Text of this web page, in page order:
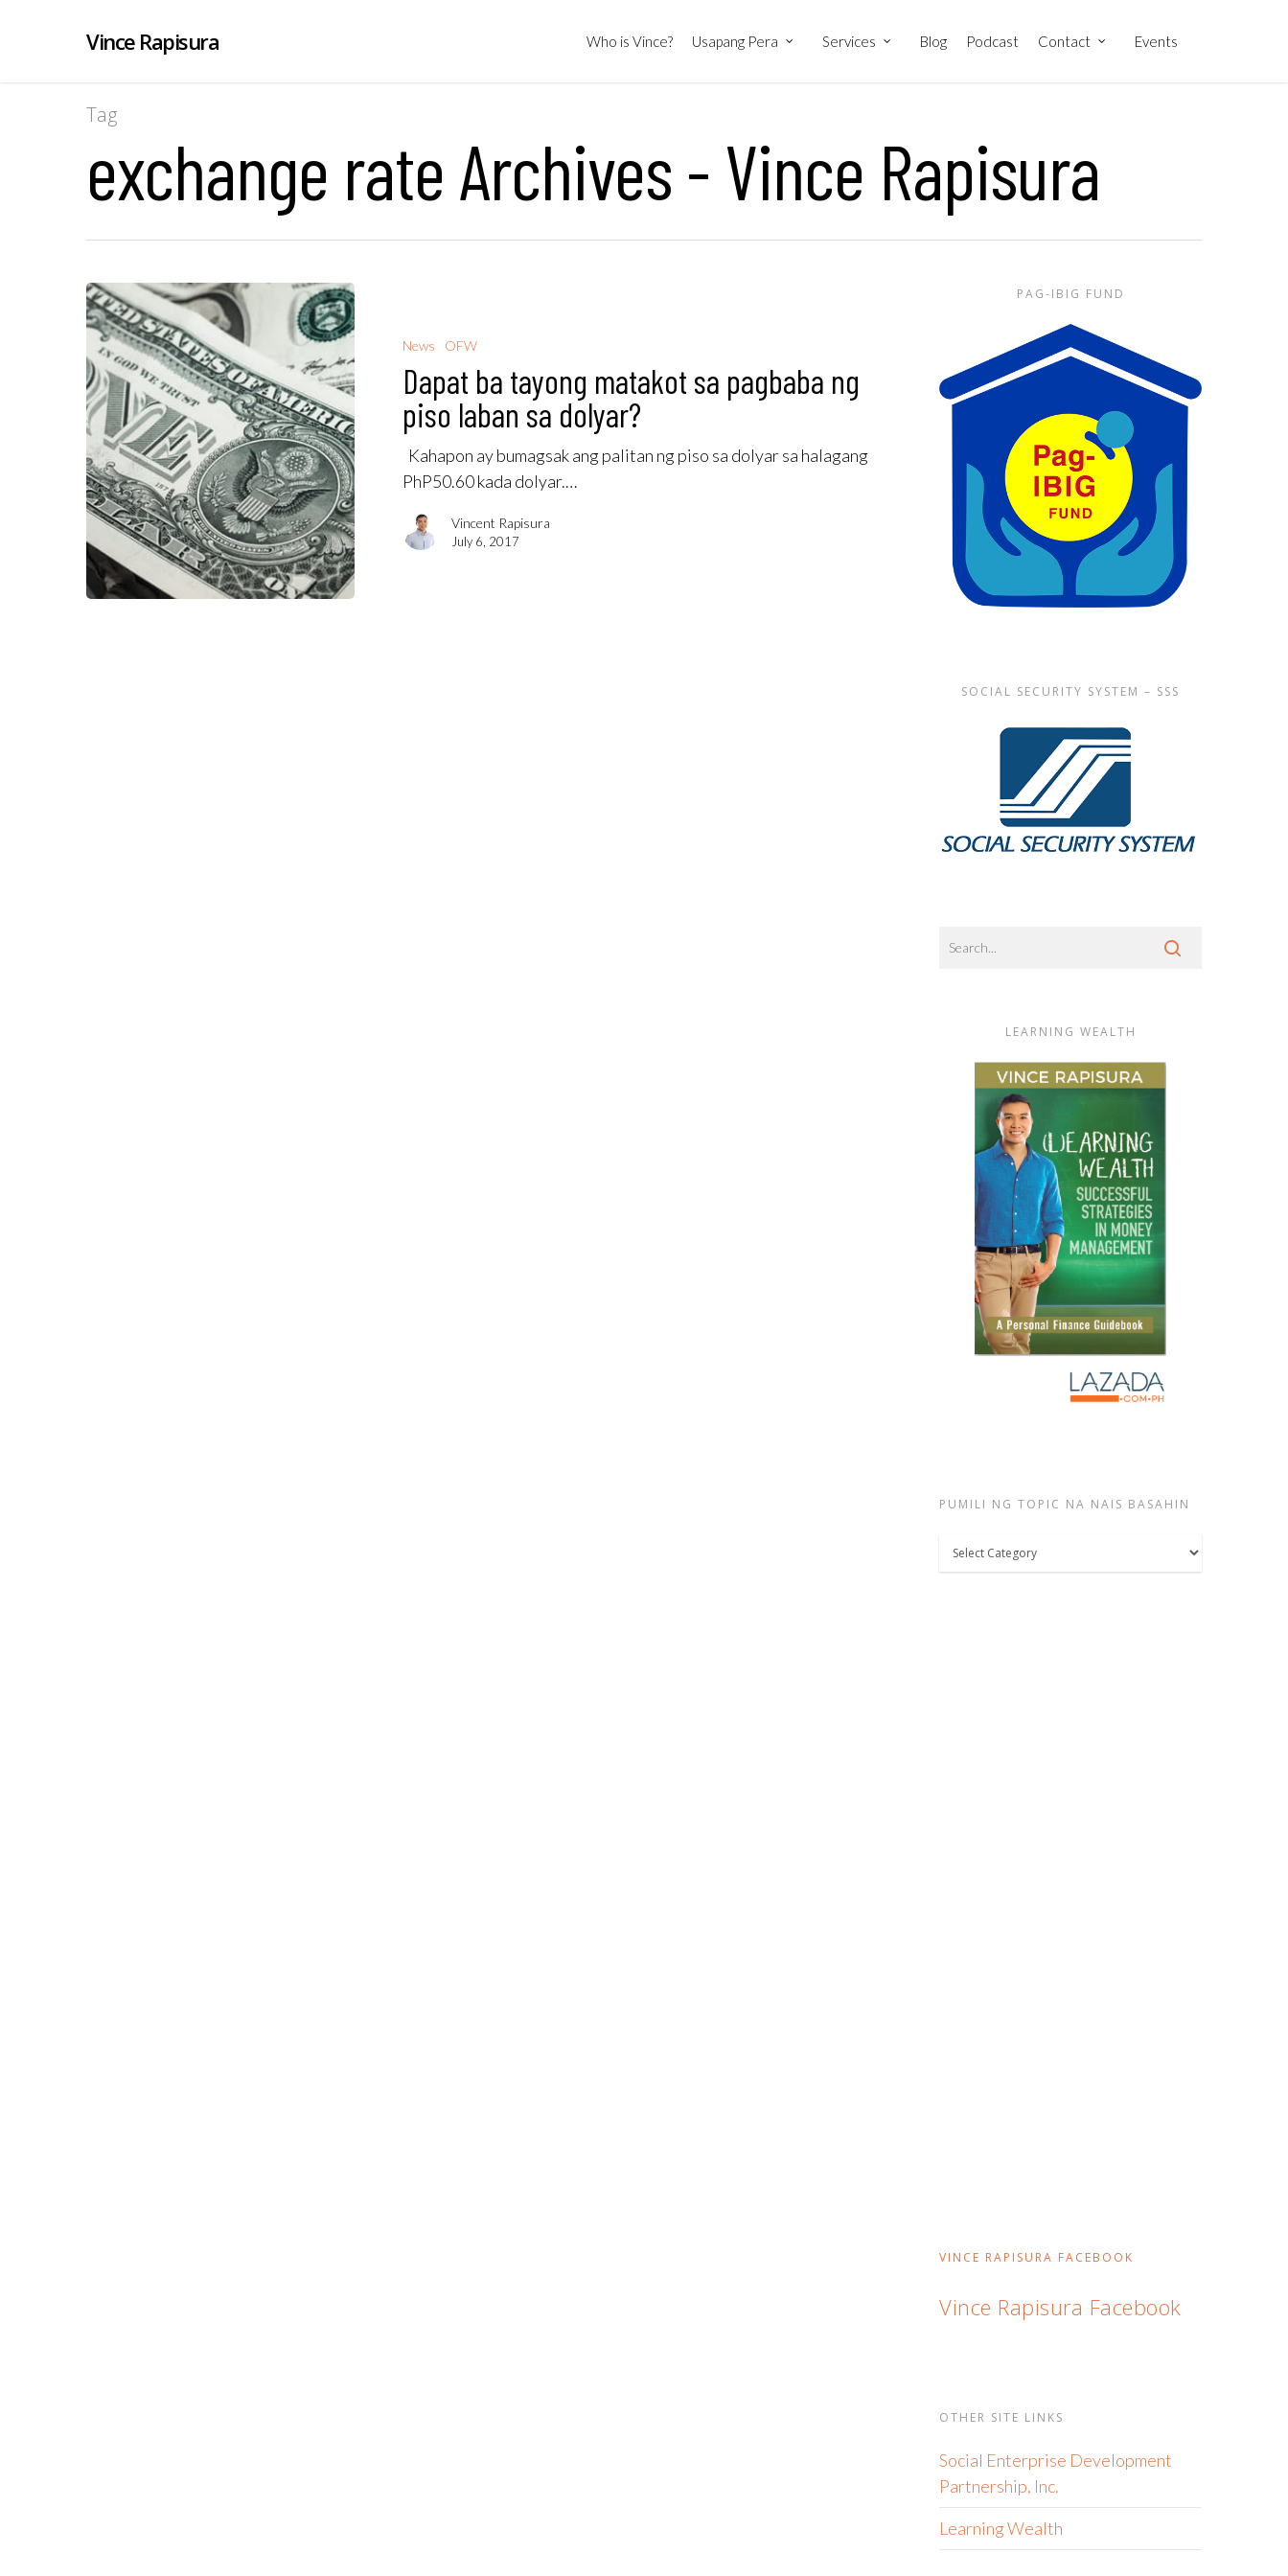
Vince Rapisura Who is Vince? Usapang Pera Services Blog Podcast Contact Events
Tag
exchange rate Archives - Vince Rapisura
News OFW
Dapat ba tayong matakot sa pagbaba ng
piso laban sa dolyar?
Kahapon ay bumagsak ang palitan ng piso sa dolyar sa halagang
PhP50.60 kada dolyar.…
Vincent Rapisura
July 6, 2017
PAG-IBIG FUND
SOCIAL SECURITY SYSTEM – SSS
LEARNING WEALTH
PUMILI NG TOPIC NA NAIS BASAHIN
Pumili
ng
VINCE RAPISURA FACEBOOK
Vince Rapisura Facebook
OTHER SITE LINKS
Social Enterprise Development
Partnership, Inc.
Learning Wealth